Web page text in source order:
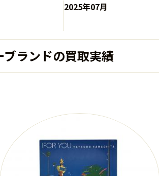
2025年07月
ブランドの買取実績